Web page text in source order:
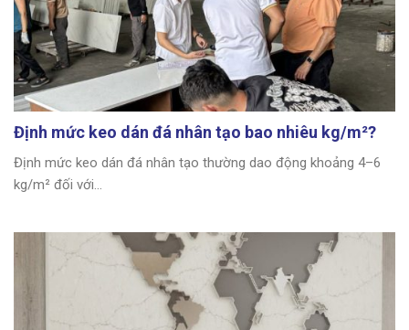
Định mức keo dán đá nhân tạo bao nhiêu kg/m²?
Định mức keo dán đá nhân tạo thường dao động khoảng 4–6
kg/m² đối với...